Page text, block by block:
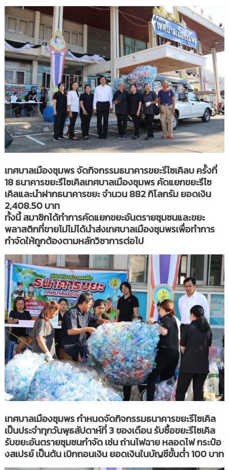
เทศบาลเมืองชุมพร จัดกิจกรรมธนาคารขยะรีไซเคิลบ ครั้งที่
18 ธนาคารขยะรึไซเคิลเทศบาลเมืองชุมพร คัดแยกขยะรึไซ
เคิลและนำฝากธนาคารขยะ จำนวน 882 กิโลกรัม ยอดเงิน
2,408.50 บาท
ทั้งนี้ สมาชิกได้ทำการคัดแยกขยะอันตรายชุมชนและขยะ
พลาสติกที่ขายไม่ไม่ได้นำส่งเทศบาลเมืองชุมพรเพื่อทำการ
กำจัดให้ถูกต้องตามหลักวิชาการต่อไป
เทศบาลเมืองชุมพร กำหนดจัดกิจกรรมธนาคารขยะรีไซเคิล
เป็นประจำทุกวันพุธสัปดาห์ที่ 3 ของเดือน รับซื้อขยะรีไซเคิล
รับขยะอันตรายชุมชนกำจัด เช่น ถ่านไฟฉาย หลอดไฟ กระป๋อ
งสเปรย์ เป็นต้น เบิกถอนเงิน ยอดเงินในบัญชีขั้นต่ำ 100 บาท